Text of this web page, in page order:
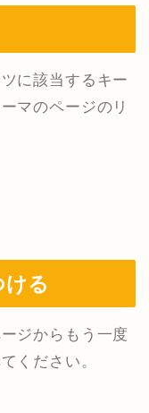
に該当するキー
マのページのリ
ける
ジからもう一度
ください。